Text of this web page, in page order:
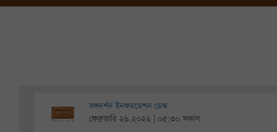
বঙ্গদর্শন ইনফরমেশন ডেস্ক
ফেব্রুয়ারি ২৬.২০২২ | ০৫:৩০ সকাল